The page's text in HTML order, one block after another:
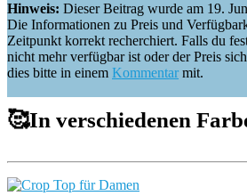
Hinweis: Dieser Beitrag wurde am 19.
Die Informationen zu Preis und
Zeitpunkt korrekt recherchiert. Falls du
nicht mehr verfügbar ist oder der Preis
dies bitte in einem Kommentarmit.
🥰In verschiedenen